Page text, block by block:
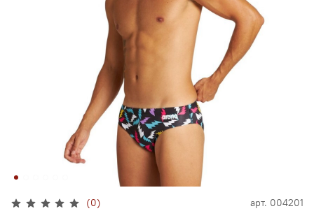
(0) арт. 004201